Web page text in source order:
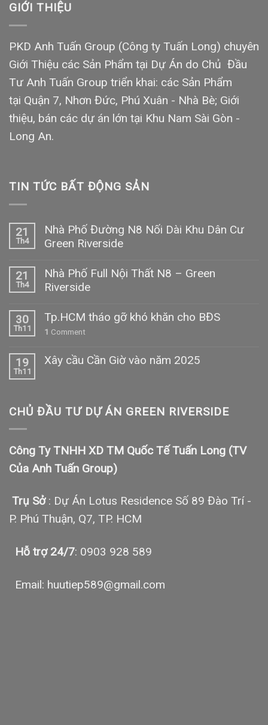
GIỚI THIỆU
PKD Anh Tuấn Group (Công ty Tuấn Long) chuyên
Giới Thiệu các Sản Phẩm tại Dự Án do Chủ Đầu
Tư Anh Tuấn Group triển khai: các Sản Phẩm
tại Quận 7, Nhơn Đức, Phú Xuân - Nhà Bè; Giới
thiệu, bán các dự án lớn tại Khu Nam Sài Gòn -
Long An.
TIN TỨC BẤT ĐỘNG SẢN
21
Th4
Nhà Phố Đường N8 Nối Dài Khu Dân Cư
Green Riverside
21
Th4
Nhà Phố Full Nội Thất N8 – Green
Riverside
30
Th11
Tp.HCM tháo gỡ khó khăn cho BĐS
1 Comment
19
Th11
Xây cầu Cần Giờ vào năm 2025
CHỦ ĐẦU TƯ DỰ ÁN GREEN RIVERSIDE
Công Ty TNHH XD TM Quốc Tế Tuấn Long (TV
Của Anh Tuấn Group)
Trụ Sở: Dự Án Lotus Residence Số 89 Đào Trí -
P. Phú Thuận, Q7, TP. HCM
Hỗ trợ 24/7: 0903 928 589
Email: huutiep589@gmail.com